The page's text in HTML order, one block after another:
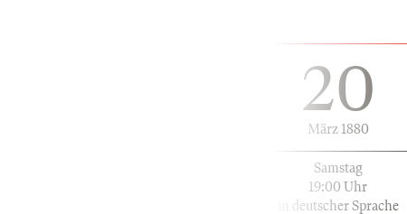
20
März 1880
Samstag
19:00 Uhr
in deutscher Sprache